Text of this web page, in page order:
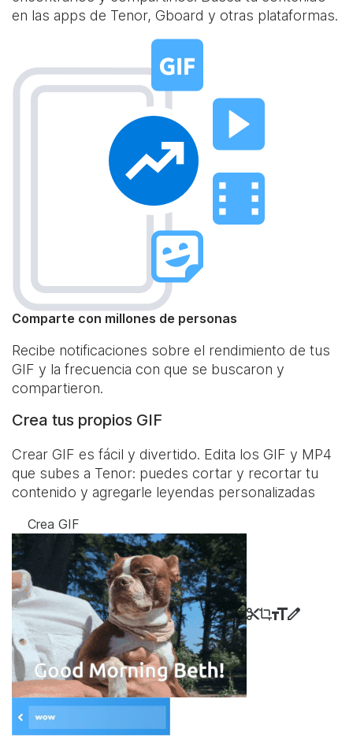
en las apps de Tenor, Gboard y otras plataformas.
Comparte con millones de personas
Recibe notificaciones sobre el rendimiento de tus
GIF y la frecuencia con que se buscaron y
compartieron.
Crea tus propios GIF
Crear GIF es fácil y divertido. Edita los GIF y MP4
que subes a Tenor: puedes cortar y recortar tu
contenido y agregarle leyendas personalizadas
Crea GIF